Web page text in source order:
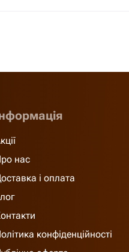
нас
і оплата
конфіденційності